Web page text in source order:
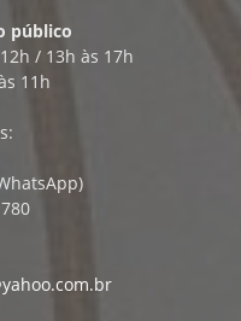
público
/ 13h às 17h
11h